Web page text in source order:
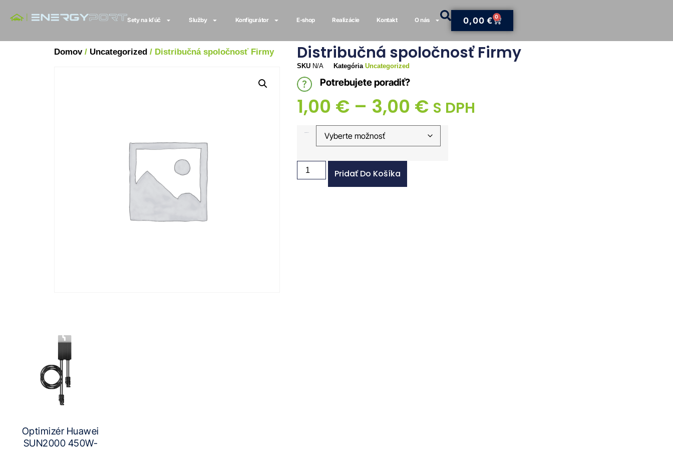
Sety na kľúč Služby Konfigurátor E-shop Realizácie Kontakt O nás 0,00€ 0
Distribučná spoločnosť Firmy
SKU N/A Kategória Uncategorized
Potrebujete poradiť?
1,00 € – 3,00 € S DPH
Pridať Do Košíka
Domov/ Uncategorized / Distribučná spoločnosť Firmy
Optimizér Huawei
SUN2000 450W-